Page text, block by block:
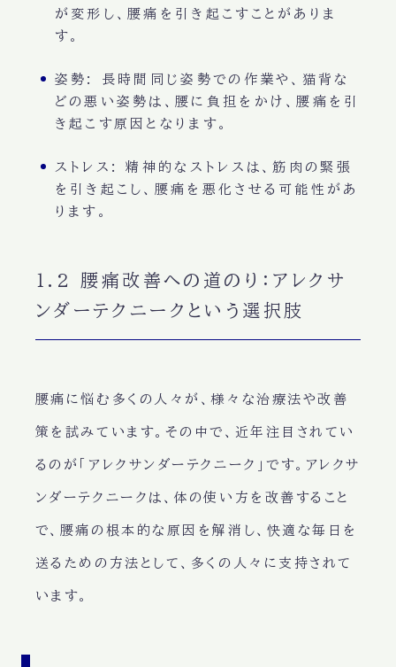
が変形し、腰痛を引き起こすことがありま
す。
姿勢 : 長時間同じ姿勢での作業や、猫背な
どの悪い姿勢は、腰に負担をかけ、腰痛を引
き起こす原因となります。
ストレス : 精神的なストレスは、筋肉の緊張
を引き起こし、腰痛を悪化させる可能性があ
ります。
1.2 腰痛改善への道のり：アレクサ
ンダーテクニークという選択肢
腰痛に悩む多くの人々が、様々な治療法や改善
策を試みています。その中で、近年注目されてい
るのが「アレクサンダーテクニーク」です。アレクサ
ンダーテクニークは、体の使い方を改善すること
で、腰痛の根本的な原因を解消し、快適な毎日を
送るための方法として、多くの人々に支持されて
います。